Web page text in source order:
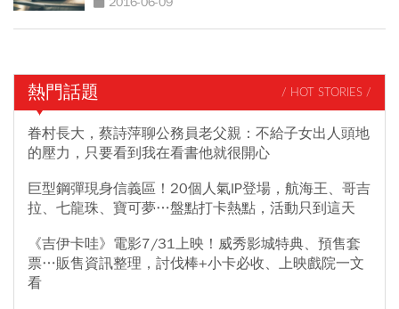
熱門話題 / HOT STORIES /
眷村長大，蔡詩萍聊公務員老父親：不給子女出人頭地
的壓力，只要看到我在看書他就很開心
巨型鋼彈現身信義區！20個人氣IP登場，航海王、哥吉
拉、七龍珠、寶可夢…盤點打卡熱點，活動只到這天
《吉伊卡哇》電影7/31上映！威秀影城特典、預售套
票…販售資訊整理，討伐棒+小卡必收、上映戲院一文
看